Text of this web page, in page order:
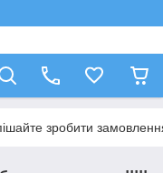
зробити